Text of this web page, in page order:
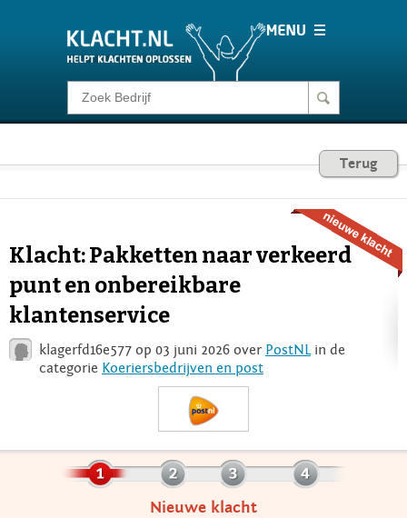
Klacht melden
Consumentenrecht
Voor Bedrijven
Terug
Klacht: Pakketten naar verkeerd
punt en onbereikbare
klantenservice
klagerfd16e577 op 03 juni 2026 over PostNL in de
categorie Koeriersbedrijven en post
Nieuwe klacht